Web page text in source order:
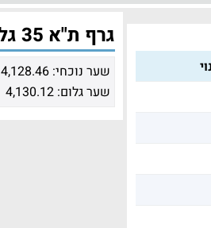
גרף ת"א 35 גלום
שער נוכחי: 4,128.46
שער גלום: 4,130.12